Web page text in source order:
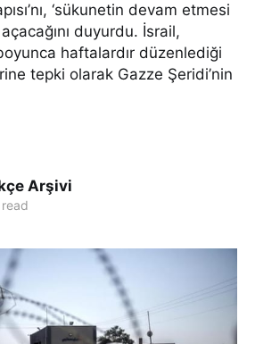
‘sükunetin devam etmesi
duyurdu. İsrail,
haftalardır düzenlediği
tepki olarak Gazze Şeridi’nin
Arşivi